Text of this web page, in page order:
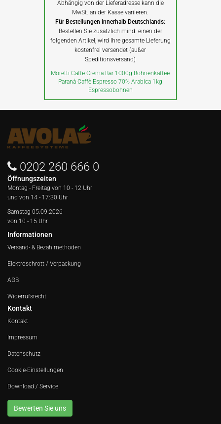
Abhängig von der Lieferadresse kann die
MwSt. an der Kasse variieren.
Für Bestellungen innerhalb Deutschlands:
Bestellen Sie zusätzlich mind. einen der
folgenden Artikel, wird Ihre gesamte Lieferung
kostenfrei versendet (außer
Speditionsversand)
Moretti Caffe Crema Bar 1000g Bohnenkaffee
Paranà Caffè Espresso 70% Arabica 1kg
Espressobohnen
0202 260 666 0
Öffnungszeiten
Montag - Freitag von 10 - 12 Uhr
und von 14 - 17:30 Uhr
Samstag 05.09.2026
von 10 - 15 Uhr
Informationen
Versand- & Bezahlmethoden
Elektroschrott / Verpackung
AGB
Widerrufsrecht
Kontakt
Kontakt
Impressum
Datenschutz
Cookie-Einstellungen
Download / Service
Bewerten Sie uns